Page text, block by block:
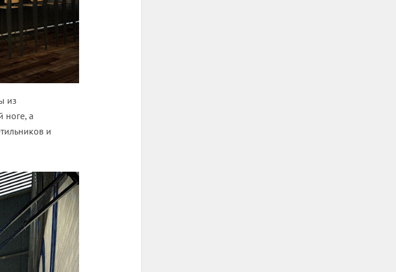
из
ноге, а
и